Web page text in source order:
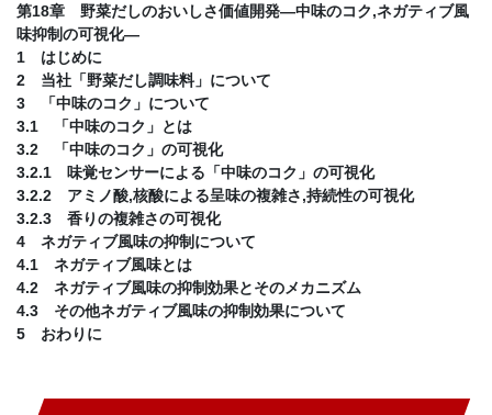
第18章 野菜だしのおいしさ価値開発―中味のコク,ネガティブ風
味抑制の可視化―
1 はじめに
2 当社「野菜だし調味料」について
3 「中味のコク」について
3.1 「中味のコク」とは
3.2 「中味のコク」の可視化
3.2.1 味覚センサーによる「中味のコク」の可視化
3.2.2 アミノ酸,核酸による呈味の複雑さ,持続性の可視化
3.2.3 香りの複雑さの可視化
4 ネガティブ風味の抑制について
4.1 ネガティブ風味とは
4.2 ネガティブ風味の抑制効果とそのメカニズム
4.3 その他ネガティブ風味の抑制効果について
5 おわりに